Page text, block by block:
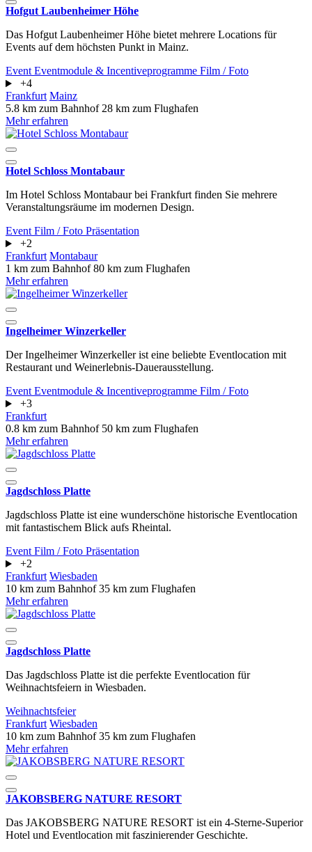
Hofgut Laubenheimer Höhe
Das Hofgut Laubenheimer Höhe bietet mehrere Locations für
Events auf dem höchsten Punkt in Mainz.
Event Eventmodule & Incentiveprogramme Film / Foto
+4
Frankfurt Mainz
5.8 km zum Bahnhof 28 km zum Flughafen
Mehr erfahren
Hotel Schloss Montabaur
Im Hotel Schloss Montabaur bei Frankfurt finden Sie mehrere
Veranstaltungsräume im modernen Design.
Event Film / Foto Präsentation
+2
Frankfurt Montabaur
1 km zum Bahnhof80 km zum Flughafen
Mehr erfahren
Ingelheimer Winzerkeller
Der Ingelheimer Winzerkeller ist eine beliebte Eventlocation mit
Restaurant und Weinerlebnis-Dauerausstellung.
Event Eventmodule & Incentiveprogramme Film / Foto
+3
Frankfurt
0.8 km zum Bahnhof 50 km zum Flughafen
Mehr erfahren
Jagdschloss Platte
Jagdschloss Platte ist eine wunderschöne historische Eventlocation
mit fantastischem Blick aufs Rheintal.
Event Film / Foto Präsentation
+2
Frankfurt Wiesbaden
10 km zum Bahnhof35 km zum Flughafen
Mehr erfahren
Jagdschloss Platte
Das Jagdschloss Platte ist die perfekte Eventlocation für
Weihnachtsfeiern in Wiesbaden.
Weihnachtsfeier
Frankfurt Wiesbaden
10 km zum Bahnhof35 km zum Flughafen
Mehr erfahren
JAKOBSBERG NATURE RESORT
Das JAKOBSBERG NATURE RESORT ist ein 4-Sterne-Superior
Hotel und Eventlocation mit faszinierender Geschichte.